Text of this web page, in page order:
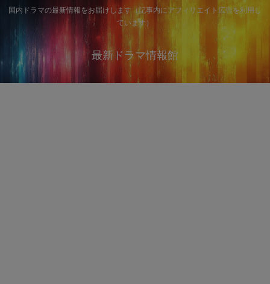
国内ドラマの最新情報をお届けします（記事内にアフィリエイト広告を利用し
ています）
最新ドラマ情報館